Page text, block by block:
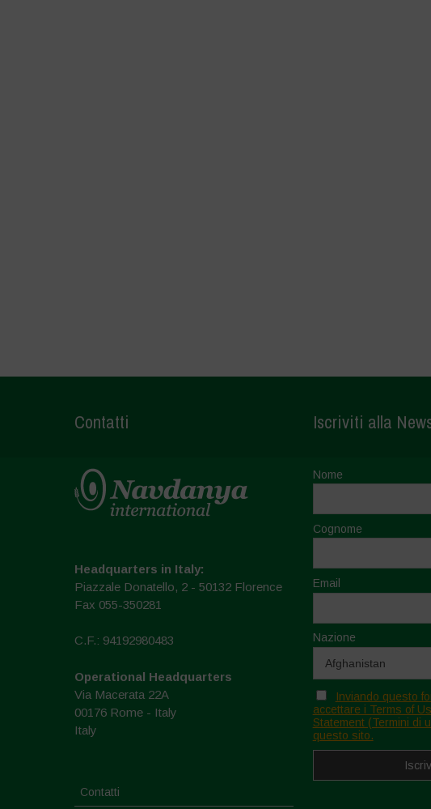
Contatti
Headquarters in Italy:
Piazzale Donatello, 2 - 50132 Florence
Fax 055-350281
C.F.: 94192980483
Operational Headquarters
Via Macerata 22A
00176 Rome - Italy
Italy
Contatti
Iscriviti alla
Nome
Cognome
Email
Nazione
Inviando questo
accettare i Terms of
Statement (Termini di
questo sito.